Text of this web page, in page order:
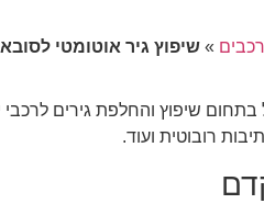
»שיפוץ גיר אוטומטי
בתחום שיפוץ והחלפת גירים